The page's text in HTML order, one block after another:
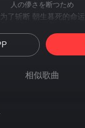
人の儚さを断つため
为了斩断 朝生暮死的命运
就由我的双手 来握紧奇迹吧
温もり』 に別れを告げて
与过往的『温暖』告别
以我为名的存在 就此抹消
相似歌曲